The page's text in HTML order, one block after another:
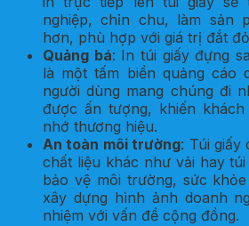
nghiệp, chỉn chu, làm sản
hơn, phù hợp với giá trị đắt
Quảng bá: In túi giấy đựng
là một tấm biển quảng cáo
người dùng mang chúng đi
được ấn tượng, khiến
nhớ thương hiệu.
An toàn môi trường: Túi giấy
chất liệu khác như vải hay
bảo vệ môi trường, sức
xây dựng hình ảnh doanh
nhiệm với vấn đề cộng đồng.